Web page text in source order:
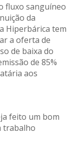
fluxo sanguíneo
da
Hiperbárica tem
a oferta de
de baixa do
de 85%
aos
feito um bom
trabalho